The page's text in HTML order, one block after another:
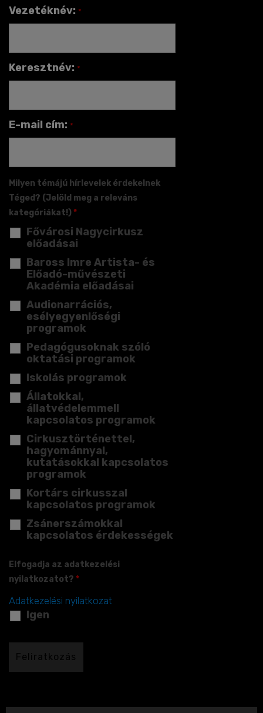
Vezetéknév: *
Keresztnév: *
E-mail cím: *
Milyen témájú hírlevelek érdekelnek
Téged? (Jelöld meg a releváns
kategóriákat!) *
Fővárosi Nagycirkusz
előadásai
Baross Imre Artista- és
Előadó-művészeti
Akadémia előadásai
Audionarrációs,
esélyegyenlőségi
programok
Pedagógusoknak szóló
oktatási programok
Iskolás programok
Állatokkal,
állatvédelemmell
kapcsolatos programok
Cirkusztörténettel,
hagyománnyal,
kutatásokkal kapcsolatos
programok
Kortárs cirkusszal
kapcsolatos programok
Zsánerszámokkal
kapcsolatos érdekességek
Elfogadja az adatkezelési
nyilatkozatot? *
Igen
Adatkezelési nyilatkozat